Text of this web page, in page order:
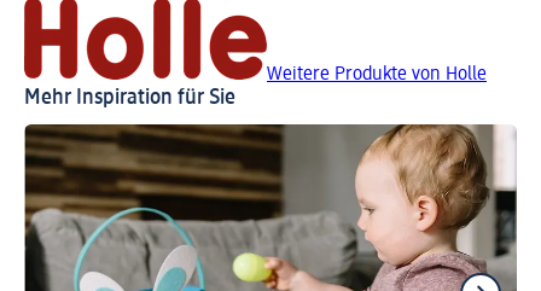
Weitere Produkte von Holle
Mehr Inspiration für Sie